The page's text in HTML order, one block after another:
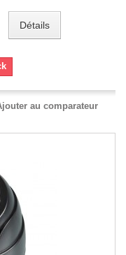
Détails
au comparateur